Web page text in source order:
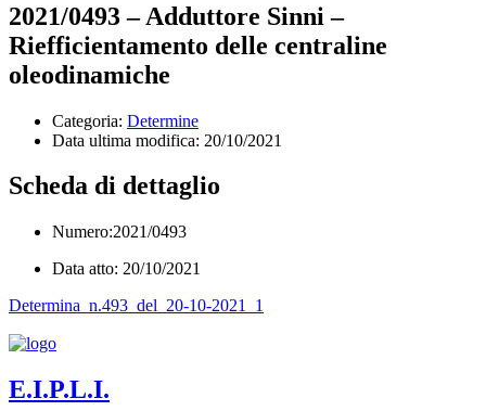
2021/0493 – Adduttore Sinni –
Riefficientamento delle centraline
oleodinamiche
Categoria: Determine
Data ultima modifica: 20/10/2021
Scheda di dettaglio
Numero:2021/0493
Data atto: 20/10/2021
Determina_n.493_del_20-10-2021_1
E.I.P.L.I.